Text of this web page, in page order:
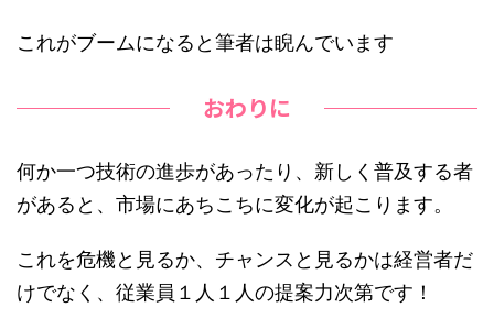
これがブームになると筆者は睨んでいます
おわりに
何か一つ技術の進歩があったり、新しく普及する者
があると、市場にあちこちに変化が起こります。
これを危機と見るか、チャンスと見るかは経営者だ
けでなく、従業員１人１人の提案力次第です！